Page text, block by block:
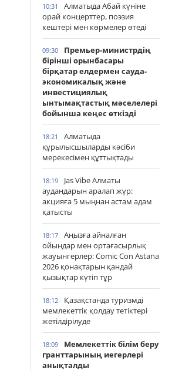
10:31
Алматыда Абай күніне
орай концерттер, поэзия
кештері мен көрмелер өтеді
09:30
Премьер-министрдің
бірінші орынбасары
бірқатар елдермен сауда-
экономикалық және
инвестициялық
ынтымақтастық мәселелері
бойынша кеңес өткізді
18:21
Алматыда
құрылысшыларды кәсіби
мерекесімен құттықтады
18:19
Jas Vibe Алматы
аудандарын аралап жүр:
акцияға 5 мыңнан астам адам
қатысты
18:17
Аңызға айналған
ойындар мен ортағасырлық
жауынгерлер: Comic Con Astana
2026 қонақтарын қандай
қызықтар күтіп тұр
18:12
Қазақстанда туризмді
мемлекеттік қолдау тетіктері
жетілдірілуде
18:09
Мемлекеттік білім беру
гранттарының иегерлері
анықталды